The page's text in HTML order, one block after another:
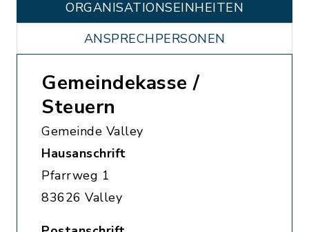
ORGANISATIONS­EINHEITEN
ANSPRECHPERSONEN
Gemeindekasse /
Steuern
Gemeinde Valley
Hausanschrift
Pfarrweg 1
83626 Valley